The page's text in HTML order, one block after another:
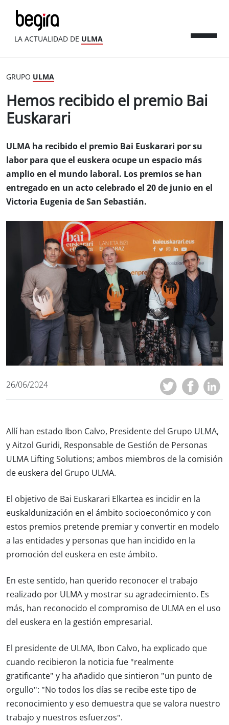
LA ACTUALIDAD DE ULMA
GRUPO ULMA
Hemos recibido el premio Bai
Euskarari
ULMA ha recibido el premio Bai Euskarari por su
labor para que el euskera ocupe un espacio más
amplio en el mundo laboral. Los premios se han
entregado en un acto celebrado el 20 de junio en el
Victoria Eugenia de San Sebastián.
26/06/2024
Allí han estado Ibon Calvo, Presidente del Grupo ULMA,
y Aitzol Guridi, Responsable de Gestión de Personas
ULMA Lifting Solutions; ambos miembros de la comisión
de euskera del Grupo ULMA.
El objetivo de Bai Euskarari Elkartea es incidir en la
euskaldunización en el ámbito socioeconómico y con
estos premios pretende premiar y convertir en modelo
a las entidades y personas que han incidido en la
promoción del euskera en este ámbito.
En este sentido, han querido reconocer el trabajo
realizado por ULMA y mostrar su agradecimiento. Es
más, han reconocido el compromiso de ULMA en el uso
del euskera en la gestión empresarial.
El presidente de ULMA, Ibon Calvo, ha explicado que
cuando recibieron la noticia fue "realmente
gratificante" y ha añadido que sintieron "un punto de
orgullo": "No todos los días se recibe este tipo de
reconocimiento y eso demuestra que se valora nuestro
trabajo y nuestros esfuerzos".